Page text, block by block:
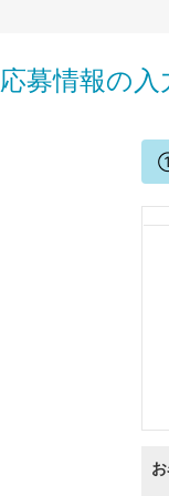
応募情報の入